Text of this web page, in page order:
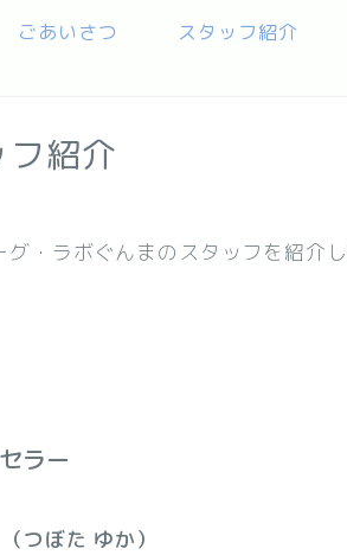
ごあいさつ スタッフ紹介
フ紹介
グ・ラボぐんまのスタッフを紹介し
ラー
つぼた ゆか）